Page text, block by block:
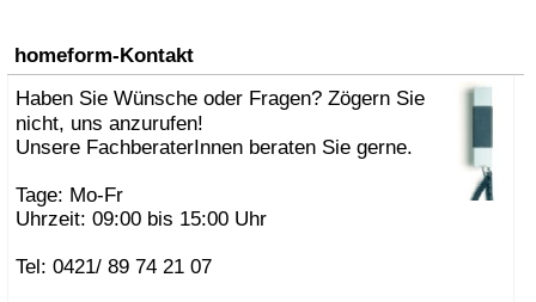
homeform-Kontakt
Haben Sie Wünsche oder Fragen? Zögern Sie
nicht, uns anzurufen!
Unsere FachberaterInnen beraten Sie gerne.
Tage: Mo-Fr
Uhrzeit: 09:00 bis 15:00 Uhr
Tel: 0421/ 89 74 21 07